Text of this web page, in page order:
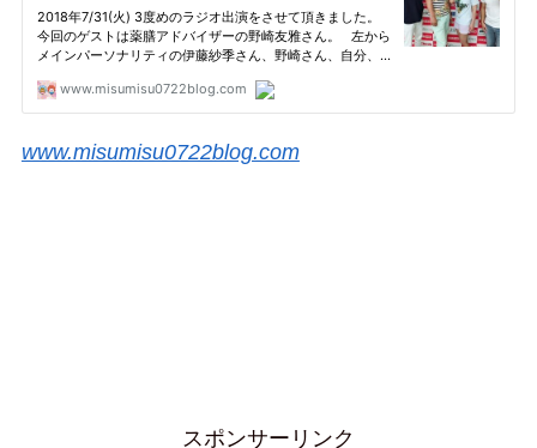
www.misumisu0722blog.com
スポンサーリンク